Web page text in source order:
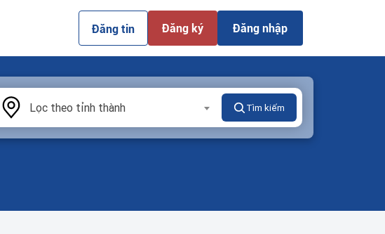
Đăng tin Đăng ký Đăng nhập
Lọc theo tỉnh thành Tìm kiếm